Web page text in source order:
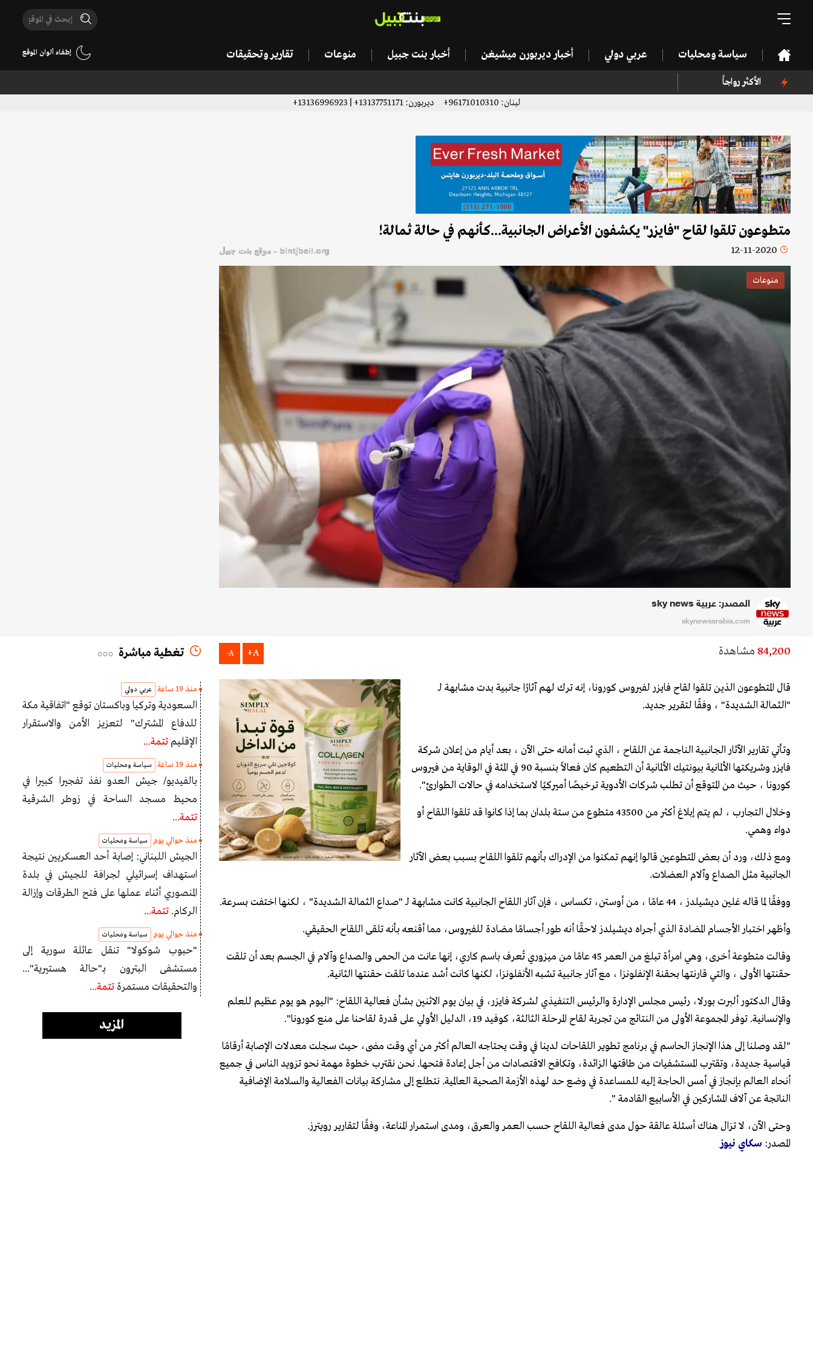
سياسة ومحليات عربي دولي أخبار ديربورن ميشيغن أخبار بنت جبيل منوعات تقارير وتحقيقات إطفاء ألوان الموقع
الأكثر رواجاً
لبنان: 96171010310+ ديربورن: 13137751171+ | 13136996923+
متطوعون تلقوا لقاح "فايزر" يكشفون الأعراض الجانبية...كأنهم في حالة ثمالة!
12-11-2020 bintjbeil.org - موقع بنت جبيل
منوعات
المصدر: عربية sky news
skynewsarabia.com
84,200 مشاهدة A+
A-
قال المتطوعون الذين تلقوا لقاح فايزر لفيروس كورونا، إنه ترك لهم آثارًا جانبية بدت مشابهة لـ
"الثمالة الشديدة" ، وفقًا لتقرير جديد.
وتأتي تقارير الآثار الجانبية الناجمة عن اللقاح ، الذي ثبت أمانه حتى الآن ، بعد أيام من إعلان شركة
فايزر وشريكتها الألمانية بيونتيك الألمانية أن التطعيم كان فعالاً بنسبة 90 في المئة في الوقاية من فيروس
كورونا ، حيث من المتوقع أن تطلب شركات الأدوية ترخيصًا أميركيًا لاستخدامه في حالات الطوارئ".
وخلال التجارب ، لم يتم إبلاغ أكثر من 43500 متطوع من ستة بلدان بما إذا كانوا قد تلقوا اللقاح أو
دواء وهمي.
ومع ذلك، ورد أن بعض المتطوعين قالوا إنهم تمكنوا من الإدراك بأنهم تلقوا اللقاح بسبب بعض الآثار
الجانبية مثل الصداع وآلام العضلات.
ووفقًا لما قاله غلين ديشيلدز ، 44 عامًا ، من أوستن، تكساس ، فإن آثار اللقاح الجانبية كانت مشابهة لـ "صداع الثمالة الشديدة" ، لكنها اختفت بسرعة.
وأظهر اختبار الأجسام المضادة الذي أجراه ديشيلدز لاحقًا أنه طور أجسامًا مضادة للفيروس، مما أقنعه بأنه تلقى اللقاح الحقيقي.
وقالت متطوعة أخرى، وهي امرأة تبلغ من العمر 45 عامًا من ميزوري تُعرف باسم كاري، إنها عانت من الحمى والصداع وآلام في الجسم بعد أن تلقت
حقنتها الأولى ، والتي قارنتها بحقنة الإنفلونزا ، مع آثار جانبية تشبه الأنفلونزا، لكنها كانت أشد عندما تلقت حقنتها الثانية.
وقال الدكتور ألبرت بورلا، رئيس مجلس الإدارة والرئيس التنفيذي لشركة فايزر، في بيان يوم الاثنين بشأن فعالية اللقاح: "اليوم هو يوم عظيم للعلم
والإنسانية. توفر المجموعة الأولى من النتائج من تجربة لقاح المرحلة الثالثة، كوفيد 19، الدليل الأولي على قدرة لقاحنا على منع كورونا".
"لقد وصلنا إلى هذا الإنجاز الحاسم في برنامج تطوير اللقاحات لدينا في وقت يحتاجه العالم أكثر من أي وقت مضى، حيث سجلت معدلات الإصابة أرقامًا
قياسية جديدة، وتقترب المستشفيات من طاقتها الزائدة، وتكافح الاقتصادات من أجل إعادة فتحها. نحن نقترب خطوة مهمة نحو تزويد الناس في جميع
أنحاء العالم بإنجاز في أمس الحاجة إليه للمساعدة في وضع حد لهذه الأزمة الصحية العالمية. نتطلع إلى مشاركة بيانات الفعالية والسلامة الإضافية
الناتجة عن آلاف المشاركين في الأسابيع القادمة ".
وحتى الآن، لا تزال هناك أسئلة عالقة حول مدى فعالية اللقاح حسب العمر والعرق، ومدى استمرار المناعة، وفقًا لتقارير رويترز.
المصدر: سكاي نيوز
تغطية مباشرة
منذ 19 ساعة عربي دولي
السعودية وتركيا وباكستان توقع "اتفاقية مكة
للدفاع المشترك" لتعزيز الأمن والاستقرار
الإقليم تتمة...
منذ 19 ساعة سياسة ومحليات
بالفيديو/ جيش العدو نفذ تفجيرا كبيرا في
محيط مسجد الساحة في زوطر الشرقية
تتمة...
منذ حوالي يوم سياسة ومحليات
الجيش اللبناني: إصابة أحد العسكريين نتيجة
استهداف إسرائيلي لجرافة للجيش في بلدة
المنصوري أثناء عملها على فتح الطرقات وإزالة
الركام. تتمة...
منذ حوالي يوم سياسة ومحليات
"حبوب شوكولا" تنقل عائلة سورية إلى
مستشفى البترون بـ"حالة هستيرية"...
والتحقيقات مستمرة تتمة...
المزيد